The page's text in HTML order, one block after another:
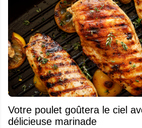
Votre poulet goûtera le ciel
délicieuse marinade